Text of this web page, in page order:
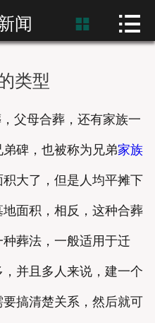
首页
新闻资讯
工程案例
闻  
类型
父母合葬，还有家族一
碑，也被称为兄弟家族
大了，但是人均平摊下
面积，相反，这种合葬
葬法，一般适用于迁
并且多人来说，建一个
搞清楚关系，然后就可